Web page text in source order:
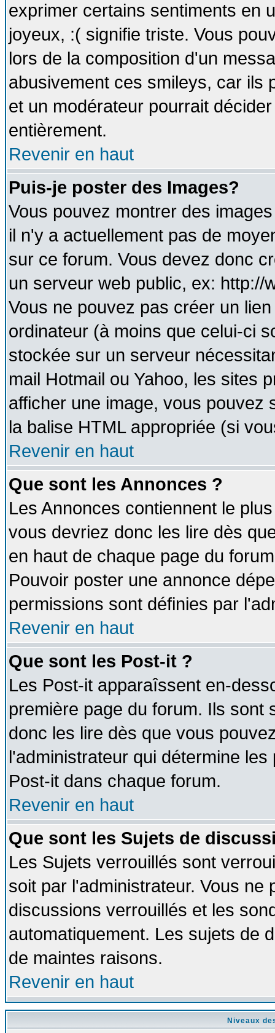
exprimer certains sentiments en
joyeux, :( signifie triste. Vous
lors de la composition d'un
abusivement ces smileys, car ils
et un modérateur pourrait
entièrement.
Revenir en haut
Puis-je poster des Images?
Vous pouvez montrer des
il n'y a actuellement pas de
sur ce forum. Vous devez donc
un serveur web public, ex: http://
Vous ne pouvez pas créer un
ordinateur (à moins que celui-ci
stockée sur un serveur
mail Hotmail ou Yahoo, les sites
afficher une image, vous pouvez
la balise HTML appropriée (si
Revenir en haut
Que sont les Annonces ?
Les Annonces contiennent le
vous devriez donc les lire dès
en haut de chaque page du
Pouvoir poster une annonce
permissions sont définies par
Revenir en haut
Que sont les Post-it ?
Les Post-it apparaîssent en-
première page du forum. Ils
donc les lire dès que vous
l'administrateur qui détermine
Post-it dans chaque forum.
Revenir en haut
Que sont les Sujets de
Les Sujets verrouillés sont
soit par l'administrateur. Vous
discussions verrouillés et les
automatiquement. Les sujets de
de maintes raisons.
Revenir en haut
Niveaux